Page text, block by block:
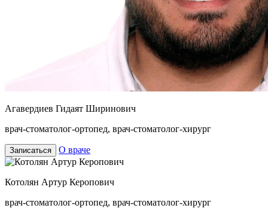
Агавердиев Гидаят Ширинович
врач-стоматолог-ортопед, врач-стоматолог-хирург
Записаться О враче
Котолян Артур Керопович
врач-стоматолог-ортопед, врач-стоматолог-хирург